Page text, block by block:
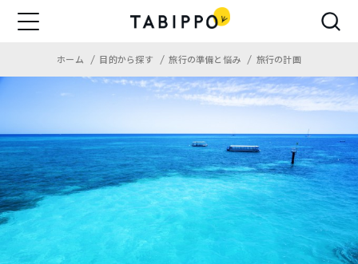
ホーム 目的から探す 旅行の準備と悩み 旅行の計画